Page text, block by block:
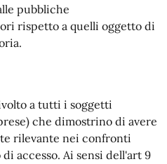
pubbliche
rispetto a quelli oggetto di
a tutti i soggetti
che dimostrino di avere
rilevante nei confronti
accesso. Ai sensi dell'art 9